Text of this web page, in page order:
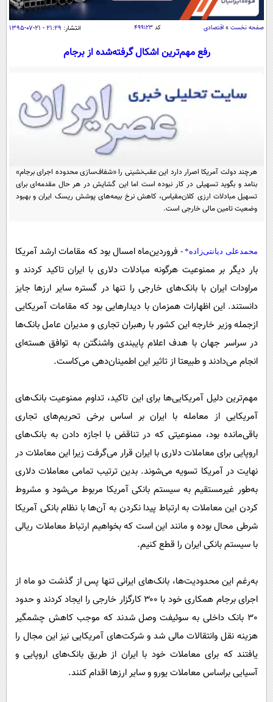
سیاسی
اقتصاد
اقتصادی
جامعه
یک برش دانایی
سفر و تفریح
علم و دانش
علمی
اخبار کریپتو
گوناگون
فیلم
سیاست
گوناگون
حوادث
محیط زیست
سلامت
فرهنگی
بین الملل
اجتماعی
سیاست خارجی
داستان کوتاه
پیامک
آشپزی
دانلود
صفحه نخست » اقتصادی کد۴۹۹۱۲۳ انتشار: ۲۱:۲۹ - ۲۱-۰۷-۱۳۹۵
رفع مهم‌ترین اشکال گرفته‌شده از برجام
هرچند دولت آمریکا اصرار دارد این عقب‌نشینی را «شفاف‌سازی محدوده اجرای برجام»
بنامد و بگوید تسهیلی در کار نبوده است اما این گشایش در هر حال مقدمه‌ای برای
تسهیل مبادلات ارزی کلان‌مقیاس، کاهش نرخ‌ بیمه‌های پوشش ریسک ایران و بهبود
وضعیت تامین مالی خارجی است.
محمدعلی دیانتی‌ز اده*
- فروردین‌ماه امسال بود که مقامات ارشد آمریکا
بار دیگر بر ممنوعیت هرگونه مبادلات دلاری با ایران تاکید کردند و
مراودات ایران با بانک‌های خارجی را تنها در گستره سایر ارزها جایز
دانستند. این اظهارات همزمان با دیدارهایی بود که مقامات آمریکایی
ازجمله وزیر خارجه این کشور با رهبران تجاری و مدیران عامل بانک‌ها
در سراسر جهان با هدف اعلام پایبندی واشنگتن به توافق هسته‌ای
انجام می‌دادند و طبیعتا از تاثیر این اطمینان‌دهی می‌کاست.
مهم‌ترین دلیل آمریکایی‌ها برای این تاکید، تداوم ممنوعیت بانک‌های
آمریکایی از معامله با ایران بر اساس برخی تحریم‌های تجاری
باقی‌مانده بود، ممنوعیتی که در تناقض با اجازه دادن به بانک‌های
اروپایی برای معاملات دلاری با ایران قرار می‌گرفت زیرا این معاملات در
نهایت در آمریکا تسویه می‌شوند. بدین ترتیب تمامی معاملات دلاری
به‌طور غیرمستقیم به سیستم بانکی آمریکا مربوط می‌شود و مشروط
کردن این معاملات به ارتباط پیدا نکردن به آن‌ها با نظام بانکی آمریکا
شرطی محال بوده و مانند این است که بخواهیم ارتباط معاملات ریالی
با سیستم بانکی ایران را قطع کنیم.
به‌رغم این محدودیت‌ها، بانک‌های ایرانی تنها پس از گذشت دو ماه از
اجرای برجام همکاری خود با ۳۰۰ کارگزار خارجی را ایجاد کردند و حدود
30 بانک داخلی به سوئیفت وصل شدند که موجب کاهش چشمگیر
هزینه نقل وانتقالات مالی شد و شرکت‌های آمریکایی نیز این مجال را
یافتند که برای معاملات خود با ایران از طریق بانک‌های اروپایی و
آسیایی براساس معاملات یورو و سایر ارزها اقدام کنند.